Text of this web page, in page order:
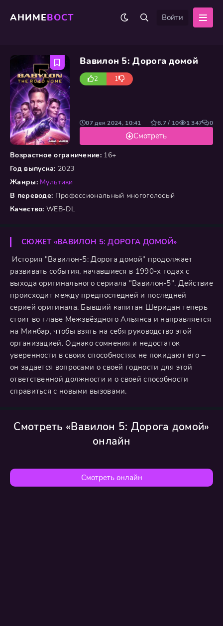
АНИМЕВОСТ Войти
Вавилон 5: Дорога домой
2 1
Возрастное ограничение:16+
Год выпуска: 2023
Жанры: Мультики
В переводе: Профессиональный многоголосый
Качество: WEB-DL
Смотреть
07 дек 2024, 10:41 6.7 / 10 1 347 0
СЮЖЕТ «ВАВИЛОН 5: ДОРОГА ДОМОЙ»
История "Вавилон-5: Дорога домой" продолжает
развивать события, начавшиеся в 1990-х годах с
выхода оригинального сериала "Вавилон-5". Действие
происходит между предпоследней и последней
серией оригинала. Бывший капитан Шеридан теперь
стоит во главе Межзвёздного Альянса и направляется
на Минбар, чтобы взять на себя руководство этой
организацией. Однако сомнения и недостаток
уверенности в своих способностях не покидают его –
он задается вопросами о своей годности для этой
ответственной должности и о своей способности
справиться с новыми вызовами.
Смотреть «Вавилон 5: Дорога домой»
онлайн
Смотреть онлайн